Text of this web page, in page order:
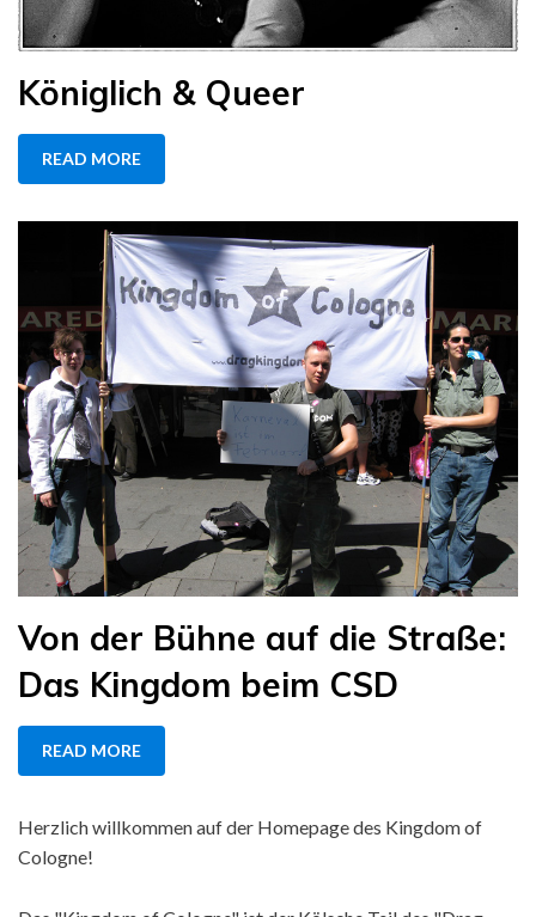
Königlich & Queer
READ MORE
Von der Bühne auf die Straße:
Das Kingdom beim CSD
READ MORE
Herzlich willkommen auf der Homepage des Kingdom of
Cologne!